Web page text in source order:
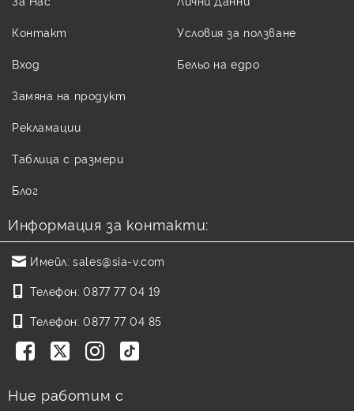
Контакт
Вход
Условия за ползване
Бельо на едро
Замяна на продукт
Рекламации
Таблица с размери
Блог
Информация за контакти:
Имейл: sales@sia-v.com
Телефон: 0877 77 04 19
Телефон: 0877 77 04 85
Ние работим с